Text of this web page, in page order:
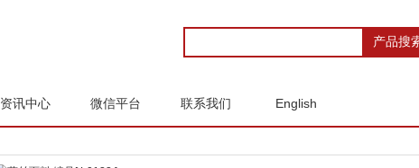
资讯中心 微信平台 联系我们 English